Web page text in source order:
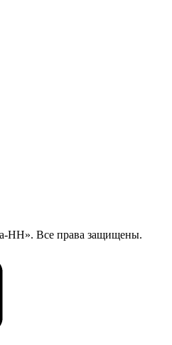
НН». Все права защищены.